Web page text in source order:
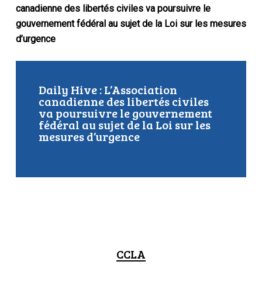
canadienne des libertés civiles va poursuivre le
gouvernement fédéral au sujet de la Loi sur les mesures
d’urgence
Daily Hive : L’Association
canadienne des libertés civiles
va poursuivre le gouvernement
fédéral au sujet de la Loi sur les
mesures d’urgence
CCLA